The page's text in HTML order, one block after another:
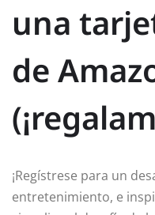
una
de
¡Regístrese para un
entretenimiento, e